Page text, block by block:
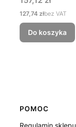
Cena
127,74 złbez VAT
Do koszyka
POMOC